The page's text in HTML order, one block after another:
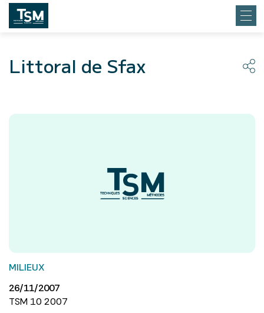
Littoral de Sfax
MILIEUX
26/11/2007
TSM 10 2007